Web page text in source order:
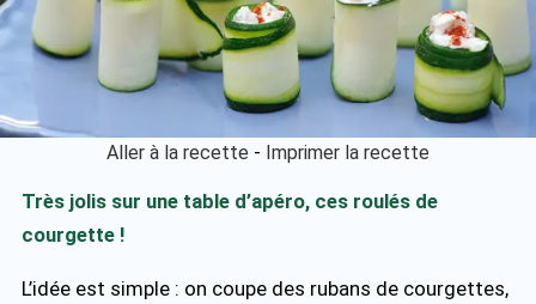
Aller à la recette - Imprimer la recette
Très jolis sur une table d’apéro, ces roulés de
courgette !
L’idée est simple : on coupe des rubans de courgettes,